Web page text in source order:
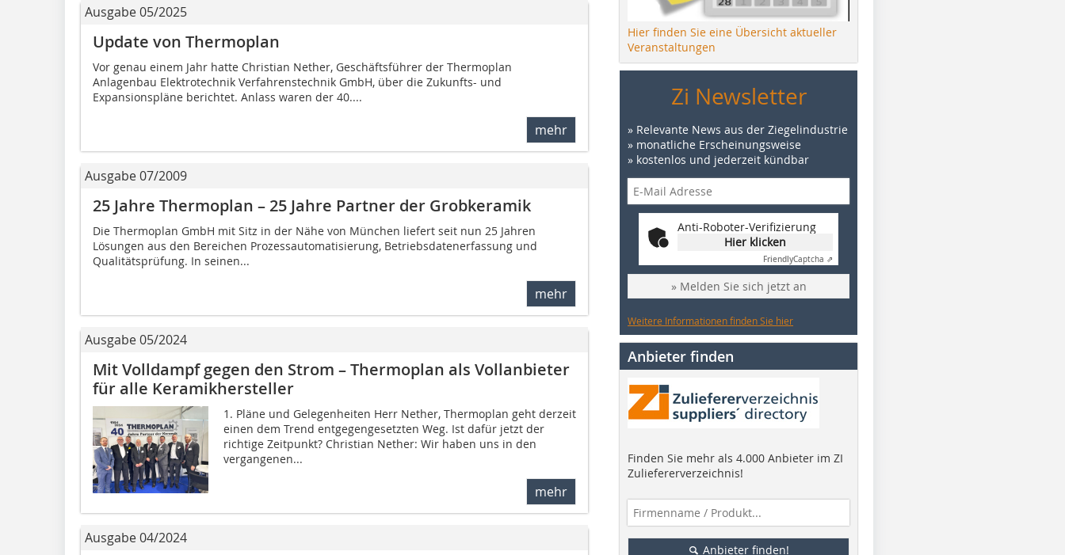
Ausgabe 05/2025
Update von Thermoplan
Vor genau einem Jahr hatte Christian Nether, Geschäftsführer der Thermoplan
Anlagenbau Elektrotechnik Verfahrenstechnik GmbH, über die Zukunfts- und
Expansionspläne berichtet. Anlass waren der 40....
mehr
Ausgabe 07/2009
25 Jahre Thermoplan – 25 Jahre Partner der Grobkeramik
Die Thermoplan GmbH mit Sitz in der Nähe von München liefert seit nun 25 Jahren
Lösungen aus den Bereichen Prozessautomatisierung, Betriebsdatenerfassung und
Qualitätsprüfung. In seinen...
mehr
Ausgabe 05/2024
Mit Volldampf gegen den Strom – Thermoplan als Vollanbieter
für alle Keramikhersteller
1. Pläne und Gelegenheiten Herr Nether, Thermoplan geht derzeit
einen dem Trend entgegengesetzten Weg. Ist dafür jetzt der
richtige Zeitpunkt? Christian Nether: Wir haben uns in den
vergangenen...
mehr
Ausgabe 04/2024
Hier finden Sie eine Übersicht aktueller
Veranstaltungen
Zi Newsletter
» Relevante News aus der Ziegelindustrie
» monatliche Erscheinungsweise
» kostenlos und jederzeit kündbar
Anti-Roboter-Verifizierung
Hier klicken
FriendlyCaptcha ⇗
» Melden Sie sich jetzt an
Weitere Informationen finden Sie hier
Anbieter finden
Finden Sie mehr als 4.000 Anbieter im ZI
Zuliefererverzeichnis!
Anbieter finden!